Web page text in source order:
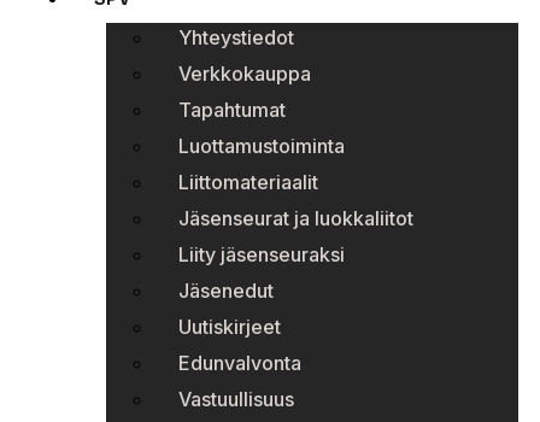
Yhteystiedot
Verkkokauppa
Tapahtumat
Luottamustoiminta
Liittomateriaalit
Jäsenseurat ja luokkaliitot
Liity jäsenseuraksi
Jäsenedut
Uutiskirjeet
Edunvalvonta
Vastuullisuus